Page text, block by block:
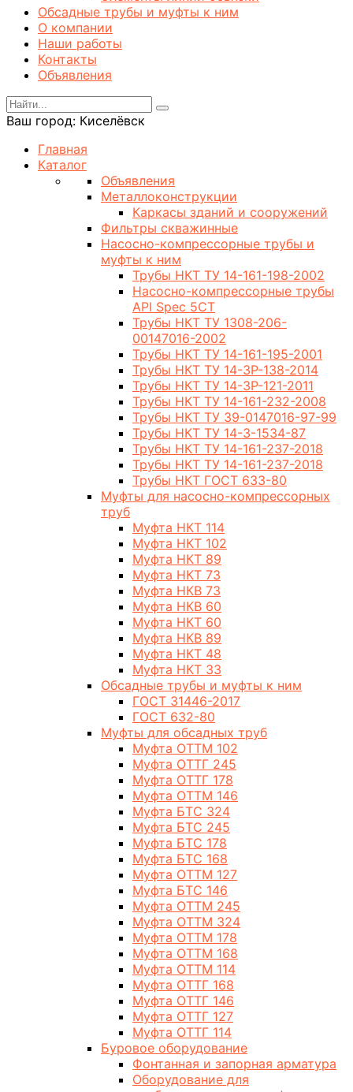
Обсадные трубы и муфты к ним
О компании
Наши работы
Контакты
Объявления
Ваш город: Киселёвск
Главная
Каталог
Объявления
Металлоконструкции
Каркасы зданий и сооружений
Фильтры скважинные
Насосно-компрессорные трубы и
муфты к ним
Трубы НКТ ТУ 14-161-198-2002
Насосно-компрессорные трубы
API Spec 5CT
Трубы НКТ ТУ 1308-206-
00147016-2002
Трубы НКТ ТУ 14-161-195-2001
Трубы НКТ ТУ 14-3Р-138-2014
Трубы НКТ ТУ 14-3Р-121-2011
Трубы НКТ ТУ 14-161-232-2008
Трубы НКТ ТУ 39-0147016-97-99
Трубы НКТ ТУ 14-3-1534-87
Трубы НКТ ТУ 14-161-237-2018
Трубы НКТ ТУ 14-161-237-2018
Трубы НКТ ГОСТ 633-80
Муфты для насосно-компрессорных
труб
Муфта НКТ 114
Муфта НКТ 102
Муфта НКТ 89
Муфта НКТ 73
Муфта НКВ 73
Муфта НКВ 60
Муфта НКТ 60
Муфта НКВ 89
Муфта НКТ 48
Муфта НКТ 33
Обсадные трубы и муфты к ним
ГОСТ 31446-2017
ГОСТ 632-80
Муфты для обсадных труб
Муфта ОТТМ 102
Муфта ОТТГ 245
Муфта ОТТГ 178
Муфта ОТТМ 146
Муфта БТС 324
Муфта БТС 245
Муфта БТС 178
Муфта БТС 168
Муфта ОТТМ 127
Муфта БТС 146
Муфта ОТТМ 245
Муфта ОТТМ 324
Муфта ОТТМ 178
Муфта ОТТМ 168
Муфта ОТТМ 114
Муфта ОТТГ 168
Муфта ОТТГ 146
Муфта ОТТГ 127
Муфта ОТТГ 114
Буровое оборудование
Фонтанная и запорная арматура
Оборудование для